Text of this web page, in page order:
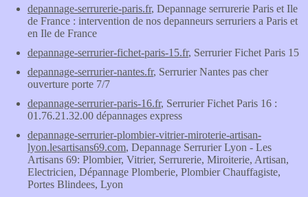
depannage-serrurerie-paris.fr, Depannage serrurerie Paris et Ile
de France : intervention de nos depanneurs serruriers a Paris et
en Ile de France
depannage-serrurier-fichet-paris-15.fr, Serrurier Fichet Paris 15
depannage-serrurier-nantes.fr, Serrurier Nantes pas cher
ouverture porte 7/7
depannage-serrurier-paris-16.fr, Serrurier Fichet Paris 16 :
01.76.21.32.00 dépannages express
depannage-serrurier-plombier-vitrier-miroterie-artisan-
lyon.lesartisans69.com, Depannage Serrurier Lyon - Les
Artisans 69: Plombier, Vitrier, Serrurerie, Miroiterie, Artisan,
Electricien, Dépannage Plomberie, Plombier Chauffagiste,
Portes Blindees, Lyon